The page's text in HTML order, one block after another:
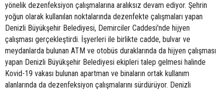
yönelik dezenfeksiyon çalışmalarına aralıksız devam ediyor. Şehrin
yoğun olarak kullanılan noktalarında dezenfekte çalışmaları yapan
Denizli Büyükşehir Belediyesi, Demirciler Caddesi'nde hijyen
çalışması gerçekleştirdi. İşyerleri ile birlikte cadde, bulvar ve
meydanlarda bulunan ATM ve otobüs duraklarında da hijyen çalışması
yapan Denizli Büyükşehir Belediyesi ekipleri talep gelmesi halinde
Kovid-19 vakası bulunan apartman ve binaların ortak kullanım
alanlarında da dezenfeksiyon çalışmalarını sürdürüyor. Denizli